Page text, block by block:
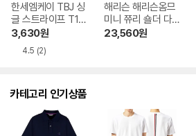
한세엠케이 TBJ 싱
글 스트라이프 T19
2TS100P
3,630원
4.5 (2)
해리슨 해리슨옴므
미니 쮸리 숄더 다
트 긴팔티 MOI103
23,560원
카테고리 인기상품